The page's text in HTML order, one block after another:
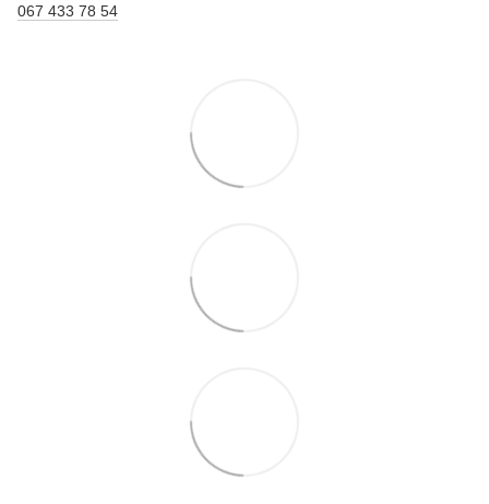
067 433 78 54